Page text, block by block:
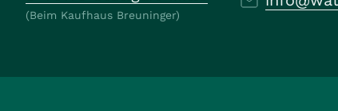
(Beim Kaufhaus Breuninger)